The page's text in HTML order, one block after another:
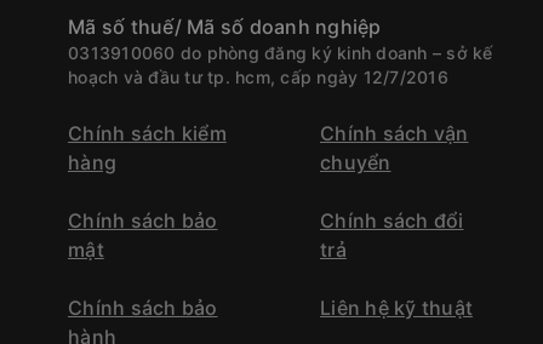
Mã số thuế/ Mã số doanh nghiệp
0313910060 do phòng đăng ký kinh doanh – sở kế
hoạch và đầu tư tp. hcm, cấp ngày 12/7/2016
Chính sách kiểm
hàng
Chính sách vận
chuyển
Chính sách bảo
mật
Chính sách đổi
trả
Chính sách bảo
hành
Liên hệ kỹ thuật